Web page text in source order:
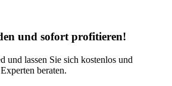
und sofort profitieren!
und lassen Sie sich kostenlos und
beraten.